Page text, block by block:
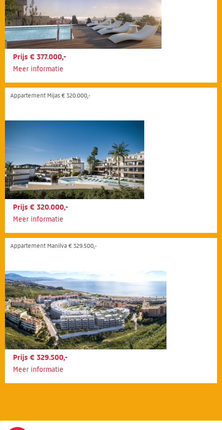
Prijs € 377.000,-
Meer informatie
Appartement Mijas € 320.000,-
Prijs € 320.000,-
Meer informatie
Appartement Manilva € 329.500,-
Prijs € 329.500,-
Meer informatie